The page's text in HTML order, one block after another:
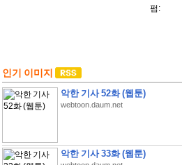
펌:
인기 이미지
악한 기사 52화 (웹툰)
webtoon.daum.net
악한 기사 33화 (웹툰)